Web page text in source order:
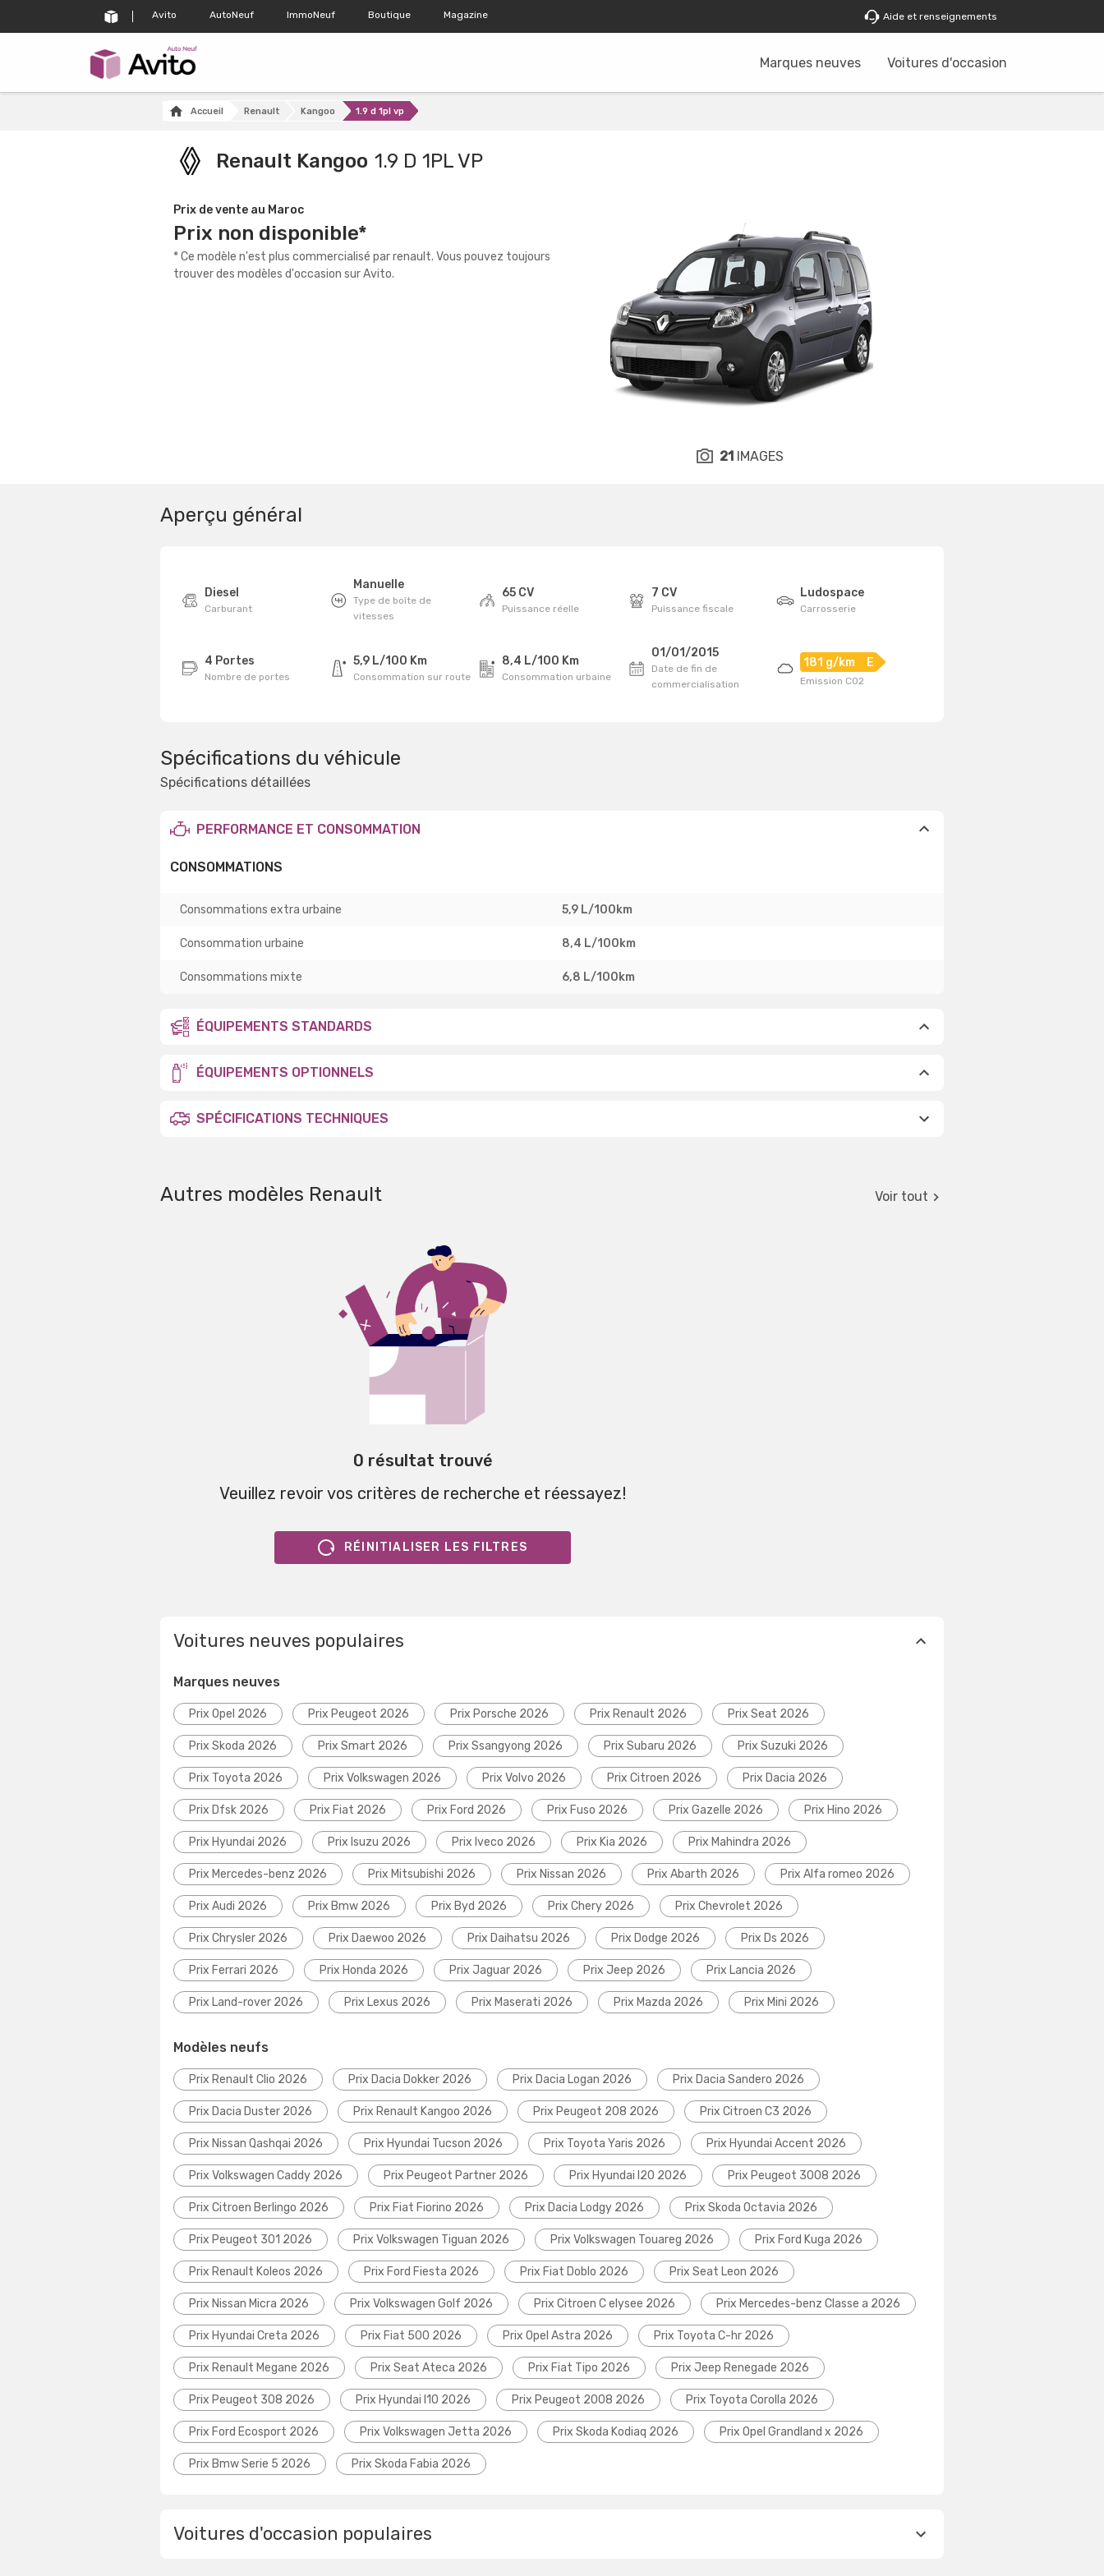
Avito AutoNeuf ImmoNeuf Boutique Magazine Aide et renseignements
Marques neuves Voitures d'occasion
Accueil Renault Kangoo 1.9 d 1pl vp
Renault Kangoo 1.9 D 1PL VP
Prix de vente au Maroc
Prix non disponible*
* Ce modèle n'est plus commercialisé par renault. Vous pouvez toujours
trouver des modèles d'occasion sur Avito.
21 IMAGES
Aperçu général
Diesel
Carburant
Manuelle
Type de boîte de
vitesses
65 CV
Puissance réelle
7 CV
Puissance fiscale
Ludospace
Carrosserie
4 Portes
Nombre de portes
5,9 L/100 Km
Consommation sur route
8,4 L/100 Km
Consommation urbaine
01/01/2015
Date de fin de
commercialisation
181 g/km E
Emission CO2
Spécifications du véhicule
Spécifications détaillées
PERFORMANCE ET CONSOMMATION
CONSOMMATIONS
Consommations extra urbaine 5,9 L/100km
Consommation urbaine 8,4 L/100km
Consommations mixte 6,8 L/100km
ÉQUIPEMENTS STANDARDS
ÉQUIPEMENTS OPTIONNELS
SPÉCIFICATIONS TECHNIQUES
Autres modèles Renault Voir tout
0 résultat trouvé
Veuillez revoir vos critères de recherche et réessayez!
RÉINITIALISER LES FILTRES
Voitures neuves populaires
Marques neuves
Prix Opel 2026 Prix Peugeot 2026 Prix Porsche 2026 Prix Renault 2026 Prix Seat 2026
Prix Skoda 2026 Prix Smart 2026 Prix Ssangyong 2026 Prix Subaru 2026 Prix Suzuki 2026
Prix Toyota 2026 Prix Volkswagen 2026 Prix Volvo 2026 Prix Citroen 2026 Prix Dacia 2026
Prix Dfsk 2026 Prix Fiat 2026 Prix Ford 2026 Prix Fuso 2026 Prix Gazelle 2026 Prix Hino 2026
Prix Hyundai 2026 Prix Isuzu 2026 Prix Iveco 2026 Prix Kia 2026 Prix Mahindra 2026
Prix Mercedes-benz 2026 Prix Mitsubishi 2026 Prix Nissan 2026 Prix Abarth 2026 Prix Alfa romeo 2026
Prix Audi 2026 Prix Bmw 2026 Prix Byd 2026 Prix Chery 2026 Prix Chevrolet 2026
Prix Chrysler 2026 Prix Daewoo 2026 Prix Daihatsu 2026 Prix Dodge 2026 Prix Ds 2026
Prix Ferrari 2026 Prix Honda 2026 Prix Jaguar 2026 Prix Jeep 2026 Prix Lancia 2026
Prix Land-rover 2026 Prix Lexus 2026 Prix Maserati 2026 Prix Mazda 2026 Prix Mini 2026
Modèles neufs
Prix Renault Clio 2026 Prix Dacia Dokker 2026 Prix Dacia Logan 2026 Prix Dacia Sandero 2026
Prix Dacia Duster 2026 Prix Renault Kangoo 2026 Prix Peugeot 208 2026 Prix Citroen C3 2026
Prix Nissan Qashqai 2026 Prix Hyundai Tucson 2026 Prix Toyota Yaris 2026 Prix Hyundai Accent 2026
Prix Volkswagen Caddy 2026 Prix Peugeot Partner 2026 Prix Hyundai I20 2026 Prix Peugeot 3008 2026
Prix Citroen Berlingo 2026 Prix Fiat Fiorino 2026 Prix Dacia Lodgy 2026 Prix Skoda Octavia 2026
Prix Peugeot 301 2026 Prix Volkswagen Tiguan 2026 Prix Volkswagen Touareg 2026 Prix Ford Kuga 2026
Prix Renault Koleos 2026 Prix Ford Fiesta 2026 Prix Fiat Doblo 2026 Prix Seat Leon 2026
Prix Nissan Micra 2026 Prix Volkswagen Golf 2026 Prix Citroen C elysee 2026 Prix Mercedes-benz Classe a 2026
Prix Hyundai Creta 2026 Prix Fiat 500 2026 Prix Opel Astra 2026 Prix Toyota C-hr 2026
Prix Renault Megane 2026 Prix Seat Ateca 2026 Prix Fiat Tipo 2026 Prix Jeep Renegade 2026
Prix Peugeot 308 2026 Prix Hyundai I10 2026 Prix Peugeot 2008 2026 Prix Toyota Corolla 2026
Prix Ford Ecosport 2026 Prix Volkswagen Jetta 2026 Prix Skoda Kodiaq 2026 Prix Opel Grandland x 2026
Prix Bmw Serie 5 2026 Prix Skoda Fabia 2026
Voitures d'occasion populaires